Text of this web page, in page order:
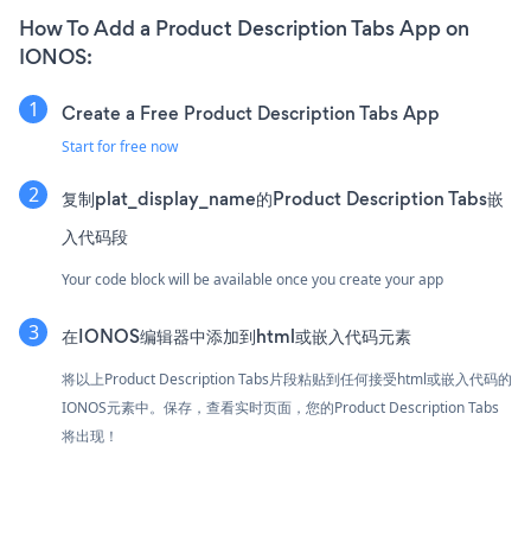
How To Add a Product Description Tabs App on
IONOS:
Create a Free Product Description Tabs App
Start for free now
复制plat_display_name的Product Description Tabs嵌
入代码段
Your code block will be available once you create your app
在IONOS编辑器中添加到html或嵌入代码元素
将以上Product Description Tabs片段粘贴到任何接受html或嵌入代码的
IONOS元素中。保存，查看实时页面，您的Product Description Tabs
将出现！